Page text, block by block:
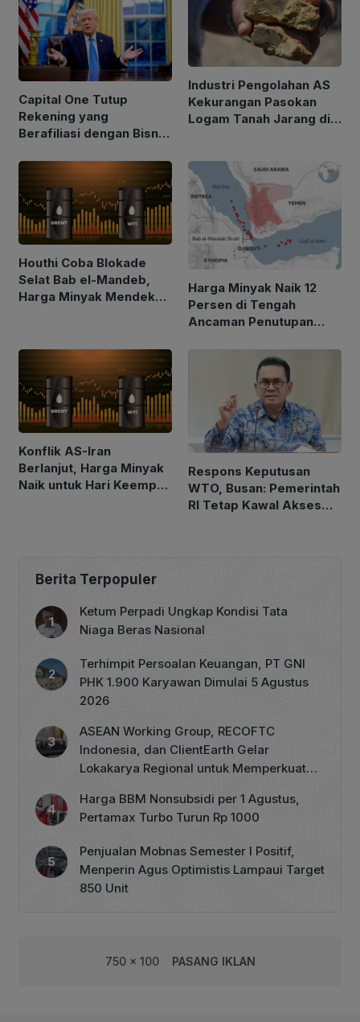
Capital One Tutup
Rekening yang
Berafiliasi dengan Bisnis
Industri Pengolahan AS
Kekurangan Pasokan
Logam Tanah Jarang di
Houthi Coba Blokade
Selat Bab el-Mandeb,
Harga Minyak Mendekati
Harga Minyak Naik 12
Persen di Tengah
Ancaman Penutupan
Konflik AS-Iran
Berlanjut, Harga Minyak
Naik untuk Hari Keempat
Respons Keputusan
WTO, Busan: Pemerintah
RI Tetap Kawal Akses
Berita Terpopuler
Ketum Perpadi Ungkap Kondisi Tata
Niaga Beras Nasional
Terhimpit Persoalan Keuangan, PT GNI
PHK 1.900 Karyawan Dimulai 5 Agustus
2026
ASEAN Working Group, RECOFTC
Indonesia, dan ClientEarth Gelar
Lokakarya Regional untuk Memperkuat
Harga BBM Nonsubsidi per 1 Agustus,
Pertamax Turbo Turun Rp 1000
Penjualan Mobnas Semester I Positif,
Menperin Agus Optimistis Lampaui Target
850 Unit
750 x 100 PASANG IKLAN